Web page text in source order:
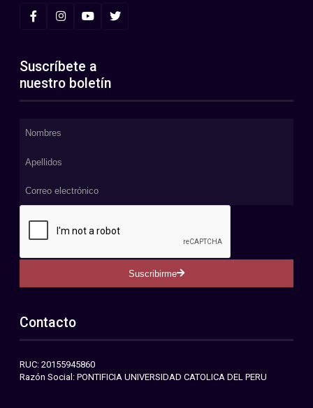
Suscríbete a
nuestro boletín
Suscribirme
Contacto
RUC: 20155945860
Razón Social: PONTIFICIA UNIVERSIDAD CATOLICA DEL PERU